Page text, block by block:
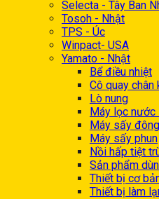
Selecta - Tây Ban
Tosoh - Nhật
TPS - Úc
Winpact- USA
Yamato - Nhật
Bể điều nhiệt
Cô quay chân
Lò nung
Máy lọc
Máy sấy
Máy sấy phun
Nồi hấp tiệt
Sản phẩm
Thiết bị cơ
Thiết bị làm